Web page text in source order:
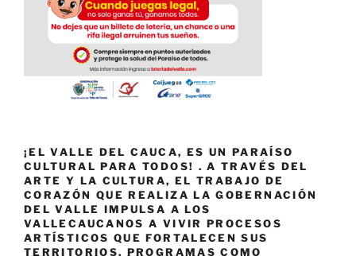
¡EL VALLE DEL CAUCA, ES UN PARAÍSO
CULTURAL PARA TODOS! . A TRAVÉS DEL
ARTE Y LA CULTURA, EL TRABAJO DE
CORAZÓN QUE REALIZA LA GOBERNACIÓN
DEL VALLE IMPULSA A LOS
VALLECAUCANOS A VIVIR PROCESOS
ARTÍSTICOS QUE FORTALECEN SUS
TERRITORIOS. PROGRAMAS COMO